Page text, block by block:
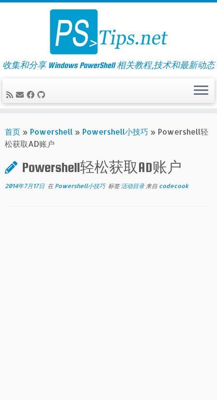
Skip
收集和分享 Windows PowerShell 相关教程,技术和最新动态
首页 » Powershell » Powershell小技巧 » Powershell轻
松获取AD账户
Powershell轻松获取AD账户
2014年7月17日 在 Powershell小技巧 标签活动目录 来自 codecook